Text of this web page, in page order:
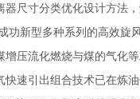
尺寸分类优化设计方法
新型多种系列的高效旋
压流化燃烧与煤的气化
速引出组合技术已在炼